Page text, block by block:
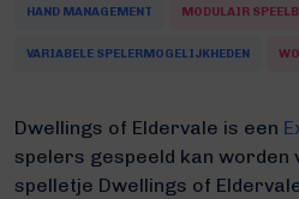
HAND MANAGEMENT MODULAIR
VARIABELE SPELERMOGELIJKHEDEN
Dwellings of Eldervale is een
spelers gespeeld kan worden
spelletje Dwellings of